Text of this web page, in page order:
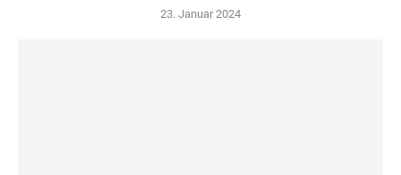
23. Januar 2024